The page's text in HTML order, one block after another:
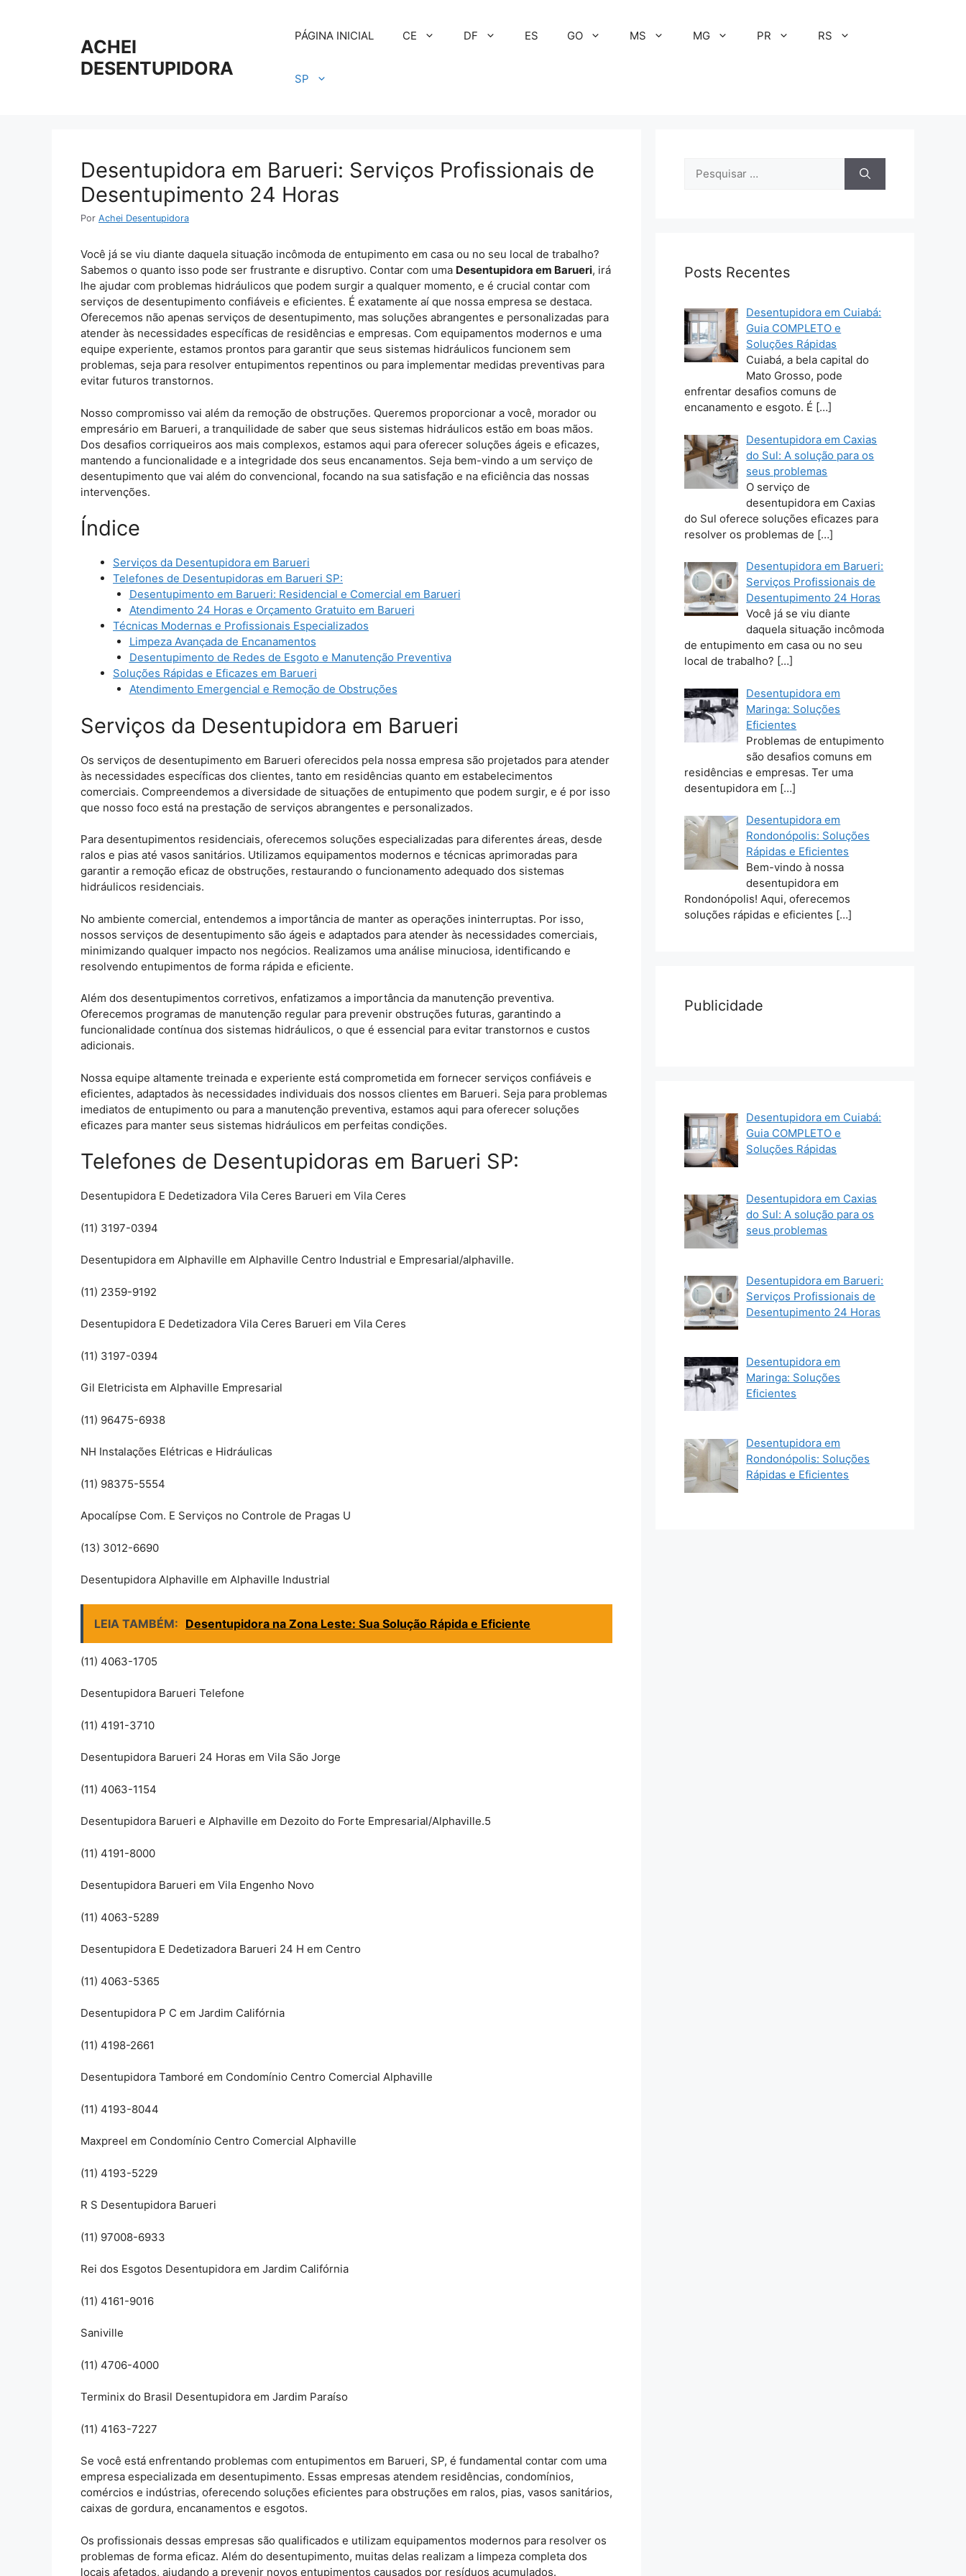
ACHEI
DESENTUPIDORA
PÁGINA INICIAL CE DF ES GO MS MG PR RS
SP
Desentupidora em Barueri: Serviços Profissionais de
Desentupimento 24 Horas
Por Achei Desentupidora
Você já se viu diante daquela situação incômoda de entupimento em casa ou no seu local de trabalho?
Sabemos o quanto isso pode ser frustrante e disruptivo. Contar com uma Desentupidora em Barueri, irá
lhe ajudar com problemas hidráulicos que podem surgir a qualquer momento, e é crucial contar com
serviços de desentupimento confiáveis e eficientes. É exatamente aí que nossa empresa se destaca.
Oferecemos não apenas serviços de desentupimento, mas soluções abrangentes e personalizadas para
atender às necessidades específicas de residências e empresas. Com equipamentos modernos e uma
equipe experiente, estamos prontos para garantir que seus sistemas hidráulicos funcionem sem
problemas, seja para resolver entupimentos repentinos ou para implementar medidas preventivas para
evitar futuros transtornos.
Nosso compromisso vai além da remoção de obstruções. Queremos proporcionar a você, morador ou
empresário em Barueri, a tranquilidade de saber que seus sistemas hidráulicos estão em boas mãos.
Dos desafios corriqueiros aos mais complexos, estamos aqui para oferecer soluções ágeis e eficazes,
mantendo a funcionalidade e a integridade dos seus encanamentos. Seja bem-vindo a um serviço de
desentupimento que vai além do convencional, focando na sua satisfação e na eficiência das nossas
intervenções.
Índice
Serviços da Desentupidora em Barueri
Telefones de Desentupidoras em Barueri SP:
Desentupimento em Barueri: Residencial e Comercial em Barueri
Atendimento 24 Horas e Orçamento Gratuito em Barueri
Técnicas Modernas e Profissionais Especializados
Limpeza Avançada de Encanamentos
Desentupimento de Redes de Esgoto e Manutenção Preventiva
Soluções Rápidas e Eficazes em Barueri
Atendimento Emergencial e Remoção de Obstruções
Serviços da Desentupidora em Barueri
Os serviços de desentupimento em Barueri oferecidos pela nossa empresa são projetados para atender
às necessidades específicas dos clientes, tanto em residências quanto em estabelecimentos
comerciais. Compreendemos a diversidade de situações de entupimento que podem surgir, e é por isso
que nosso foco está na prestação de serviços abrangentes e personalizados.
Para desentupimentos residenciais, oferecemos soluções especializadas para diferentes áreas, desde
ralos e pias até vasos sanitários. Utilizamos equipamentos modernos e técnicas aprimoradas para
garantir a remoção eficaz de obstruções, restaurando o funcionamento adequado dos sistemas
hidráulicos residenciais.
No ambiente comercial, entendemos a importância de manter as operações ininterruptas. Por isso,
nossos serviços de desentupimento são ágeis e adaptados para atender às necessidades comerciais,
minimizando qualquer impacto nos negócios. Realizamos uma análise minuciosa, identificando e
resolvendo entupimentos de forma rápida e eficiente.
Além dos desentupimentos corretivos, enfatizamos a importância da manutenção preventiva.
Oferecemos programas de manutenção regular para prevenir obstruções futuras, garantindo a
funcionalidade contínua dos sistemas hidráulicos, o que é essencial para evitar transtornos e custos
adicionais.
Nossa equipe altamente treinada e experiente está comprometida em fornecer serviços confiáveis e
eficientes, adaptados às necessidades individuais dos nossos clientes em Barueri. Seja para problemas
imediatos de entupimento ou para a manutenção preventiva, estamos aqui para oferecer soluções
eficazes para manter seus sistemas hidráulicos em perfeitas condições.
Telefones de Desentupidoras em Barueri SP:
Desentupidora E Dedetizadora Vila Ceres Barueri em Vila Ceres
(11) 3197-0394
Desentupidora em Alphaville em Alphaville Centro Industrial e Empresarial/alphaville.
(11) 2359-9192
Desentupidora E Dedetizadora Vila Ceres Barueri em Vila Ceres
(11) 3197-0394
Gil Eletricista em Alphaville Empresarial
(11) 96475-6938
NH Instalações Elétricas e Hidráulicas
(11) 98375-5554
Apocalípse Com. E Serviços no Controle de Pragas U
(13) 3012-6690
Desentupidora Alphaville em Alphaville Industrial
LEIA TAMBÉM: Desentupidora na Zona Leste: Sua Solução Rápida e Eficiente
(11) 4063-1705
Desentupidora Barueri Telefone
(11) 4191-3710
Desentupidora Barueri 24 Horas em Vila São Jorge
(11) 4063-1154
Desentupidora Barueri e Alphaville em Dezoito do Forte Empresarial/Alphaville.5
(11) 4191-8000
Desentupidora Barueri em Vila Engenho Novo
(11) 4063-5289
Desentupidora E Dedetizadora Barueri 24 H em Centro
(11) 4063-5365
Desentupidora P C em Jardim Califórnia
(11) 4198-2661
Desentupidora Tamboré em Condomínio Centro Comercial Alphaville
(11) 4193-8044
Maxpreel em Condomínio Centro Comercial Alphaville
(11) 4193-5229
R S Desentupidora Barueri
(11) 97008-6933
Rei dos Esgotos Desentupidora em Jardim Califórnia
(11) 4161-9016
Saniville
(11) 4706-4000
Terminix do Brasil Desentupidora em Jardim Paraíso
(11) 4163-7227
Se você está enfrentando problemas com entupimentos em Barueri, SP, é fundamental contar com uma
empresa especializada em desentupimento. Essas empresas atendem residências, condomínios,
comércios e indústrias, oferecendo soluções eficientes para obstruções em ralos, pias, vasos sanitários,
caixas de gordura, encanamentos e esgotos.
Os profissionais dessas empresas são qualificados e utilizam equipamentos modernos para resolver os
problemas de forma eficaz. Além do desentupimento, muitas delas realizam a limpeza completa dos
locais afetados, ajudando a prevenir novos entupimentos causados por resíduos acumulados.
por:
Posts Recentes
Desentupidora em Cuiabá:
Guia COMPLETO e
Soluções Rápidas
Cuiabá, a bela capital do
Mato Grosso, pode
enfrentar desafios comuns de
encanamento e esgoto. É […]
Desentupidora em Caxias
do Sul: A solução para os
seus problemas
O serviço de
desentupidora em Caxias
do Sul oferece soluções eficazes para
resolver os problemas de […]
Desentupidora em Barueri:
Serviços Profissionais de
Desentupimento 24 Horas
Você já se viu diante
daquela situação incômoda
de entupimento em casa ou no seu
local de trabalho? […]
Desentupidora em
Maringa: Soluções
Eficientes
Problemas de entupimento
são desafios comuns em
residências e empresas. Ter uma
desentupidora em […]
Desentupidora em
Rondonópolis: Soluções
Rápidas e Eficientes
Bem-vindo à nossa
desentupidora em
Rondonópolis! Aqui, oferecemos
soluções rápidas e eficientes […]
Publicidade
Desentupidora em Cuiabá:
Guia COMPLETO e
Soluções Rápidas
Desentupidora em Caxias
do Sul: A solução para os
seus problemas
Desentupidora em Barueri:
Serviços Profissionais de
Desentupimento 24 Horas
Desentupidora em
Maringa: Soluções
Eficientes
Desentupidora em
Rondonópolis: Soluções
Rápidas e Eficientes